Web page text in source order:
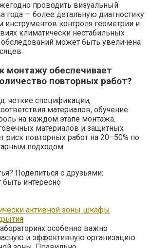
проводить визуальный
года — более детальную диагностику
инструментов контроля геометрии и
климатически нестабильных
обследований может быть увеличена
монтажу обеспечивает
повторных работ?
четкие спецификации,
материалов, обучение
на каждом этапе монтажа.
материалов и защитных
риск повторных работ на 20–50% по
подходом.
Поделиться с друзьями:
интересно
активной зоны шкафы
особенно важно
и эффективную организацию